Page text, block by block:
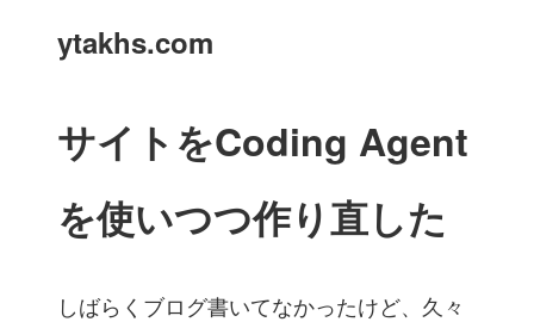
ytakhs.com
サイトをCoding Agent
を使いつつ作り直した
しばらくブログ書いてなかったけど、久々